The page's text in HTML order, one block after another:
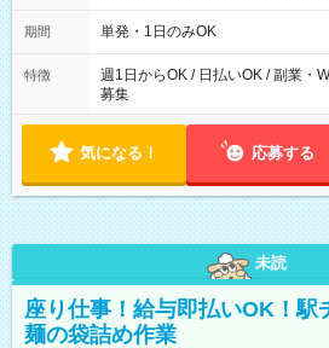
(1) 8：00~17:00（休憩１h） 例
全額支給！） 例(3) 21:00~5:00（
期間 単発・1日のみOK
特徴
週1日からOK / 日払いOK / 副業・
募集
気になる！ 応募する
未読
座り仕事！給与即払いOK！駅
麺の袋詰め作業